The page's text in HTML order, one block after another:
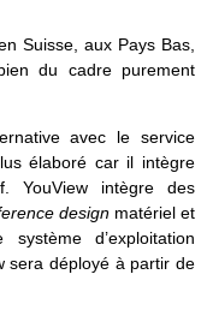
Suisse, aux Pays Bas,
du cadre purement
avec le service
élaboré car il intègre
YouView intègre des
designmatériel et
d’exploitation
sera déployé à partir de